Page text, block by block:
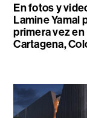
En fotos y
Lamine Yamal
primera vez en
Cartagena,